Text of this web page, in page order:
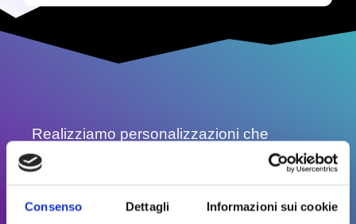
Consenso Dettagli Informazioni sui cookie
Realizziamo personalizzazioni che
rispondono ai più moderni standards